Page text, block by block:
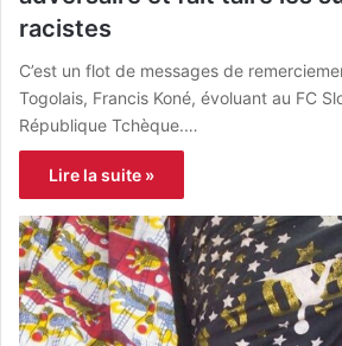
racistes
C’est un flot de messages de
Togolais, Francis Koné, évoluant au FC
République Tchèque.…
Lire la suite »